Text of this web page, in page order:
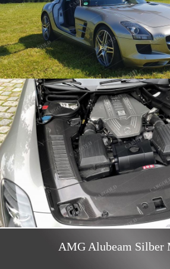
AMG Alubeam Silber